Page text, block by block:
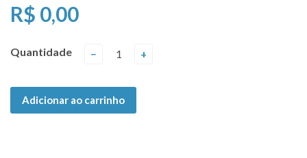
R$ 0,00
Quantidade − +
Adicionar ao carrinho